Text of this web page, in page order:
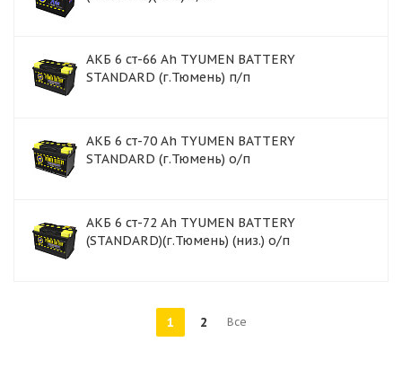
АКБ 6 ст-66 Ah TYUMEN BATTERY
STANDARD (г.Тюмень) п/п
АКБ 6 ст-70 Ah TYUMEN BATTERY
STANDARD (г.Тюмень) о/п
АКБ 6 ст-72 Ah TYUMEN BATTERY
(STANDARD)(г.Тюмень) (низ.) о/п
1 2 Все